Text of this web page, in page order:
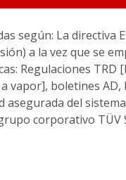
según: La directiva
a la vez que se
Regulaciones TRD
vapor], boletines AD,
asegurada del
corporativo TÜV